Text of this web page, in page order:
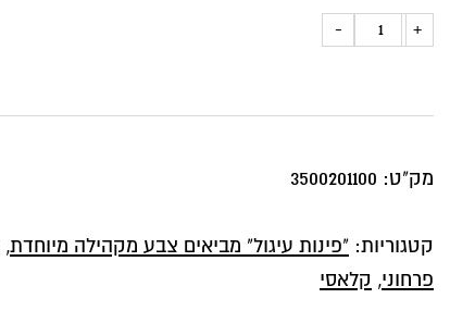
+
כמות
אליאור
צ.
-
מק"ט: 3500201100
קטגוריות: "פינות עיגול" מביאים צבע מקהילה מיוחדת,
פרחוני, קלאסי